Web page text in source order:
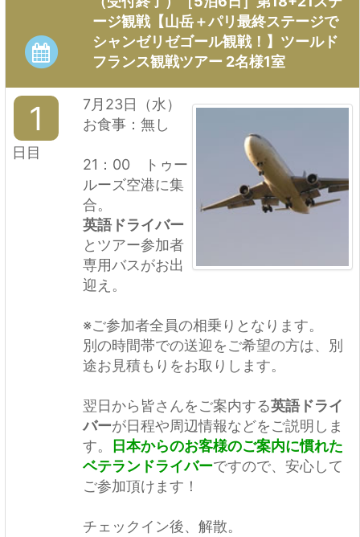
ージ観戦【山岳＋パリ最終ステージで
シャンゼリゼゴール観戦！】ツールド
フランス観戦ツアー 2名様1室
1
日目
7月23日（水）
お食事：無し
21：00 トゥー
ルーズ空港に集
合。
英語ドライバー
とツアー参加者
専用バスがお出
迎え。
※ご参加者全員の相乗りとなります。
別の時間帯での送迎をご希望の方は、別
途お見積もりをお取りします。
翌日から皆さんをご案内する英語ドライ
バーが日程や周辺情報などをご説明しま
す。
日本からのお客様のご案内に慣れた
ベテランドライバーですので、安心して
ご参加頂けます！
チェックイン後、解散。